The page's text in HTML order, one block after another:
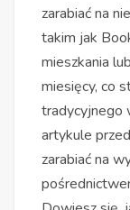
zarabiać na
takim jak
mieszkania
miesięcy, co
tradycyjnego
artykule
zarabiać na